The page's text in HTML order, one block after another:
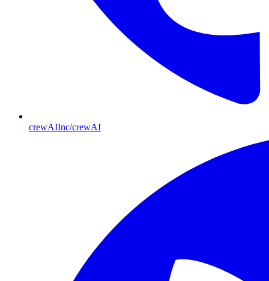
crewAIInc/crewAI